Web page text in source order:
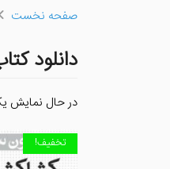
صفحه نخست
دانلود
در حال نمایش
تخفیف!